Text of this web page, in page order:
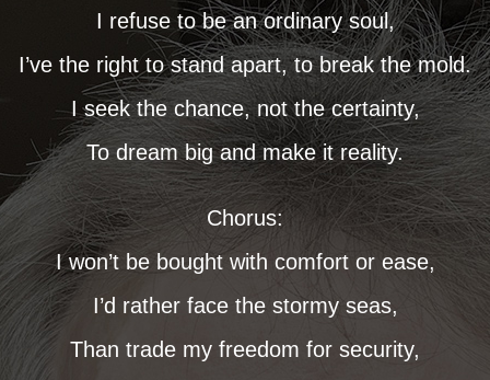
I refuse to be an ordinary soul,
I’ve the right to stand apart, to break the mold.
I seek the chance, not the certainty,
To dream big and make it reality.
Chorus:
I won’t be bought with comfort or ease,
I’d rather face the stormy seas,
Than trade my freedom for security,